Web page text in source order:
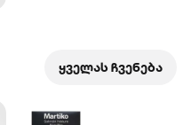
ყველას ჩვენება